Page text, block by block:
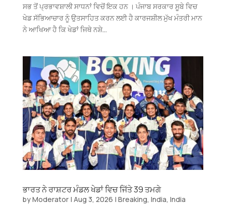
ਸਭ ਤੋਂ ਪ੍ਰਭਾਵਸ਼ਾਲੀ ਸਾਧਨਾਂ ਵਿਚੋਂ ਇਕ ਹਨ । ਪੰਜਾਬ ਸਰਕਾਰ ਸੂਬੇ ਵਿਚ
ਖੇਡ ਸੱਭਿਆਚਾਰ ਨੂੰ ਉਤਸਾਹਿਤ ਕਰਨ ਲਈ ਹੈ ਕਾਰਜਸ਼ੀਲ ਮੁੱਖ ਮੰਤਰੀ ਮਾਨ
ਨੇ ਆਖਿਆ ਹੈ ਕਿ ਖੇਡਾਂ ਜਿਥੇ ਨਸ਼ੇ...
ਭਾਰਤ ਨੇ ਰਾਸ਼ਟਰ ਮੰਡਲ ਖੇਡਾਂ ਵਿਚ ਜਿੱਤੇ 39 ਤਮਗੇ
byModerator| Aug 3, 2026 | Breaking, India, India